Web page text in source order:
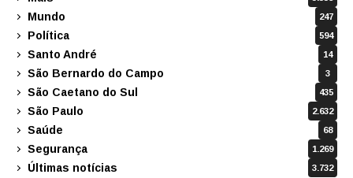
Mundo 247
Política 594
Santo André 14
São Bernardo do Campo 3
São Caetano do Sul 435
São Paulo 2.632
Saúde 68
Segurança 1.269
Últimas notícias 3.732